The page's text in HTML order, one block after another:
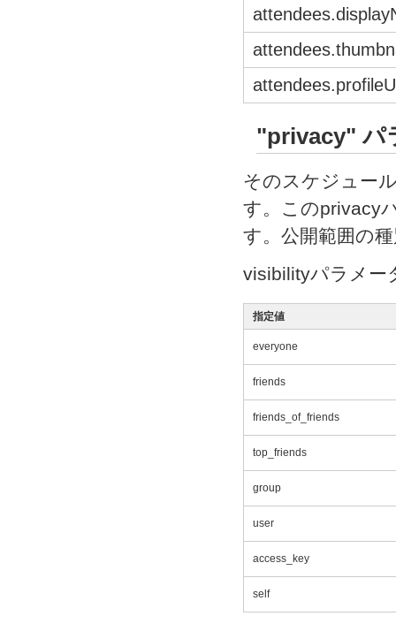
"privacy" パ
そのスケジュー
す。このprivacy
す。公開範囲の
visibilityパラメー
指定値
everyone
friends
friends_of_friends
top_friends
group
user
access_key
self